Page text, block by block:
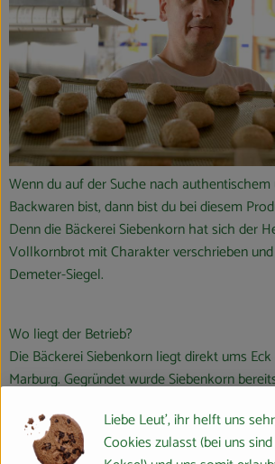
Wenn du auf der Suche nach
Backwaren bist, dann bist du bei diesem
Denn die Bäckerei Siebenkorn hat sich der
Vollkornbrot mit Charakter verschrieben
Demeter-Siegel.
Wo liegt der Betrieb?
Die Bäckerei Siebenkorn liegt direkt ums
Marburg. Gegründet wurde Siebenkorn
Wie ist Siebenkorn zertifiziert?
Liebe Leut', ihr helft uns
Cookies zulasst (bei uns